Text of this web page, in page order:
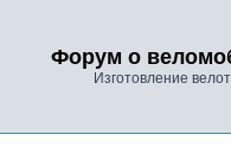
Форум о
Изготовление